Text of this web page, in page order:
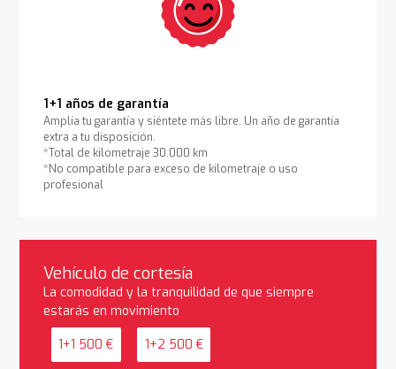
1+1 años de garantía
Amplía tu garantía y siéntete más libre. Un año de garantía
extra a tu disposición.
*Total de kilometraje 30.000 km
*No compatible para exceso de kilometraje o uso
profesional
Vehículo de cortesía
La comodidad y la tranquilidad de que siempre
estarás en movimiento
1+1 500 € 1+2 500 €